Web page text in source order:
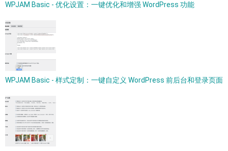
WPJAM Basic - 优化设置：一键优化和增强 WordPress 功能
WPJAM Basic - 样式定制：一键自定义 WordPress 前后台和登录页面